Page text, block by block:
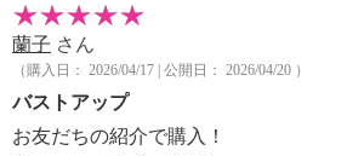
蘭子 さん
（購入日： 2026/04/17 | 公開日： 2026/04/20 ）
バストアップ
お友だちの紹介で購入！